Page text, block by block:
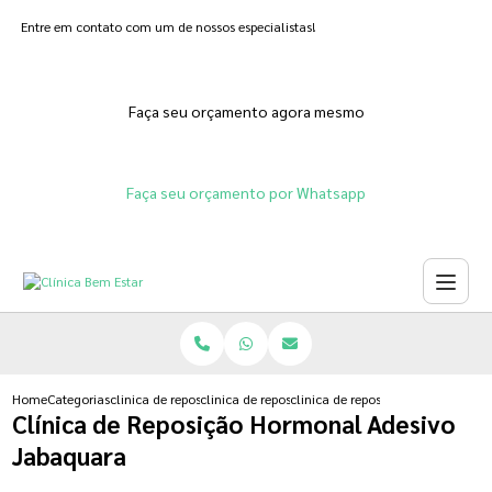
Entre em contato com um de nossos especialistas!
Faça seu orçamento agora mesmo
Faça seu orçamento por Whatsapp
HomeCategoriasclinica de reposicao hormonalclinica de reposicao de testosterona
clinica de reposicao hormonal
Clínica de Reposição Hormonal Adesivo
Jabaquara